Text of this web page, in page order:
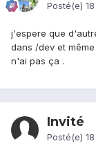
Posté(e)
j'espere que
dans /dev et
n'ai pas ça .
Invité
Posté(e)